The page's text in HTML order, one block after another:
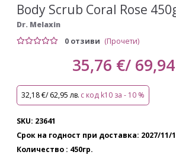
Body Scrub Coral Rose
Dr. Melaxin
0 отзиви (Прочети)
35,76 €/
32,18 €/ 62,95 лв. с код k10 за - 10 %
SKU: 23641
Срок на годност при доставка: 2027/11/
Количество : 450гр.